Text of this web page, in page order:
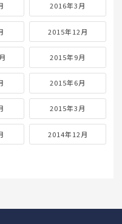
2016年3月
2015年12月
2015年9月
2015年6月
2015年3月
2014年12月